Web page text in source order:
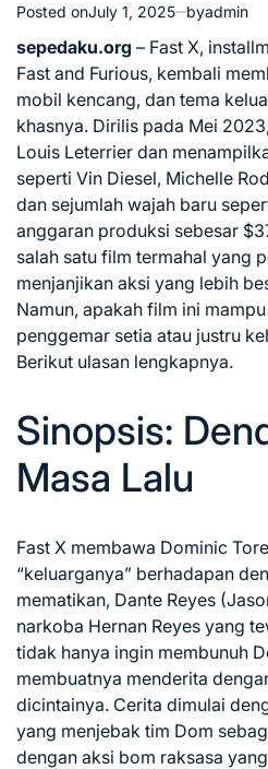
Posted onJuly 1, 2025 byadmin
sepedaku.org – Fast X,
Fast and Furious, kembali
mobil kencang, dan tema
khasnya. Dirilis pada Mei
Louis Leterrier dan
seperti Vin Diesel, Michelle
dan sejumlah wajah baru
anggaran produksi sebesar
salah satu film termahal yang
menjanjikan aksi yang lebih
Namun, apakah film ini
penggemar setia atau justru
Berikut ulasan lengkapnya.
Sinopsis:
Masa Lalu
Fast X membawa Dominic
“keluarganya” berhadapan
mematikan, Dante Reyes
narkoba Hernan Reyes yang
tidak hanya ingin membunuh
membuatnya menderita
dicintainya. Cerita dimulai
yang menjebak tim Dom
dengan aksi bom raksasa